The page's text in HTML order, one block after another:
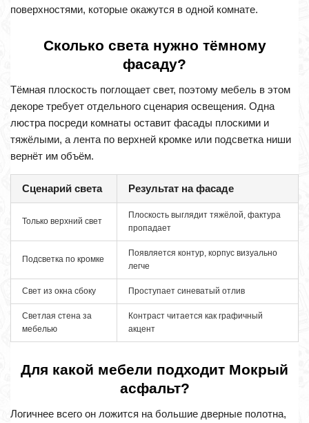
поверхностями, которые окажутся в одной комнате.
Сколько света нужно тёмному
фасаду?
Тёмная плоскость поглощает свет, поэтому мебель в этом
декоре требует отдельного сценария освещения. Одна
люстра посреди комнаты оставит фасады плоскими и
тяжёлыми, а лента по верхней кромке или подсветка ниши
вернёт им объём.
Сценарий света Результат на фасаде
Только верхний свет
Плоскость выглядит тяжёлой, фактура
пропадает
Подсветка по кромке
Появляется контур, корпус визуально
легче
Свет из окна сбоку Проступает синеватый отлив
Светлая стена за
мебелью
Контраст читается как графичный
акцент
Для какой мебели подходит Мокрый
асфальт?
Логичнее всего он ложится на большие дверные полотна,